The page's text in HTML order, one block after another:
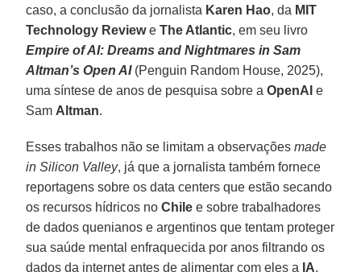
caso, a conclusão da jornalista Karen Hao, da MIT
Technology RevieweThe Atlantic, em seu livro
Empire of AI: Dreams and Nightmares in Sam
Altman’s Open AI(Penguin Random House, 2025),
uma síntese de anos de pesquisa sobre aOpenAI e
Sam Altman.
Esses trabalhos não se limitam a observaçõesmade
in Silicon Valley, já que a jornalista também fornece
reportagens sobre os data centers que estão secando
os recursos hídricos noChile e sobre trabalhadores
de dados quenianos e argentinos que tentam proteger
sua saúde mental enfraquecida por anos filtrando os
dados da internet antes de alimentar com eles a IA.